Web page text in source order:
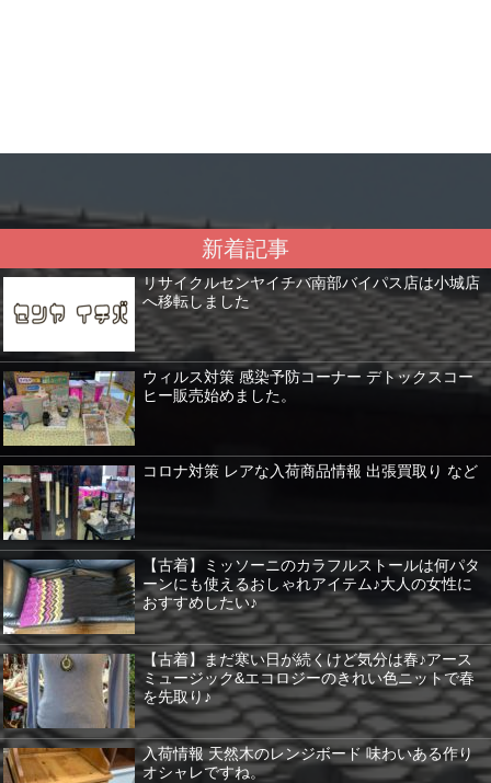
新着記事
リサイクルセンヤイチバ南部バイパス店は小城店
へ移転しました
ウィルス対策 感染予防コーナー デトックスコー
ヒー販売始めました。
コロナ対策 レアな入荷商品情報 出張買取り など
【古着】ミッソーニのカラフルストールは何パタ
ーンにも使えるおしゃれアイテム♪大人の女性に
おすすめしたい♪
【古着】まだ寒い日が続くけど気分は春♪アース
ミュージック&エコロジーのきれい色ニットで春
を先取り♪
入荷情報 天然木のレンジボード 味わいある作り
オシャレですね。